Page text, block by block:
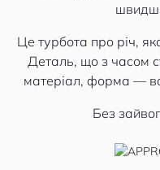
Це турбота про річ,
Деталь, що з часом
матеріал, форма —
Без